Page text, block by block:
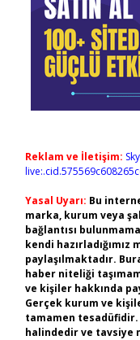
Reklam ve İletişim:
Yasal Uyarı: Bu
marka, kurum veya
bağlantısı
kendi hazırladığımız
paylaşılmaktadır.
haber niteliği
ve kişiler hakkında
Gerçek kurum ve
tamamen
halindedir ve tavsiye